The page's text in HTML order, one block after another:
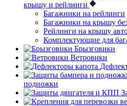
крышу и рейлинги
Багажники на рейлинги
Багажники на крышу
Рейлинги на крышу
Комплектующие для
Брызговики
Ветровики
подножки